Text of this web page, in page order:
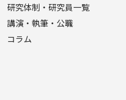
研究体制・研究員一覧
講演・執筆・公職
コラム